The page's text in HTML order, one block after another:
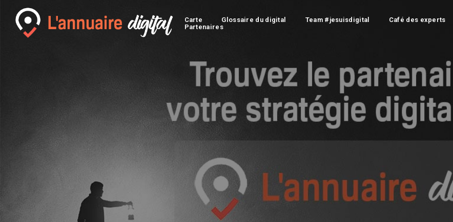
Carte Glossaire du digital Team #jesuisdigital Café des experts
Partenaires